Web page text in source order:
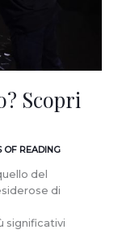
Scopri
OF READING
del
di
significativi